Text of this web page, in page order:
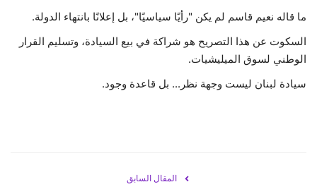
ما قاله نعيم قاسم لم يكن "رأيًا سياسيًا"، بل إعلانًا بانتهاء الدولة.
السكوت عن هذا التصريح هو شراكة في بيع السيادة، وتسليم القرار
الوطني لسوق الميليشيات.
سيادة لبنان ليست وجهة نظر... بل قاعدة وجود.
المقال السابق